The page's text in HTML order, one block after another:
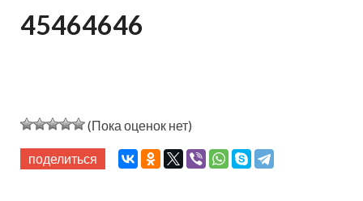
45464646
(Пока оценок нет)
поделиться